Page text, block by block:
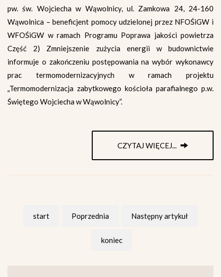
pw. św. Wojciecha w Wąwolnicy, ul. Zamkowa 24, 24-160
Wąwolnica – beneficjent pomocy udzielonej przez NFOŚiGW i
WFOŚiGW w ramach Programu Poprawa jakości powietrza
Część 2) Zmniejszenie zużycia energii w budownictwie
informuje o zakończeniu postępowania na wybór wykonawcy
prac termomodernizacyjnych w ramach projektu
„Termomodernizacja zabytkowego kościoła parafialnego p.w.
Świętego Wojciecha w Wąwolnicy”.
CZYTAJ WIĘCEJ...
start Poprzednia Następny artykuł
koniec